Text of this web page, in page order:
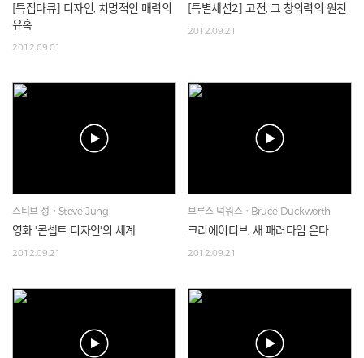
[특집다큐] 디자인, 치명적인 매력의
유혹
2012.09.01
[특별세션2] 고전, 그 창의력의 원천
2012.09.21
스티브 정ㆍSteve Jung
영화 '콘셉트 디자인'의 세계
2012.09.21
브루스 덕워스ㆍBruce Duckworth
크리에이티브, 새 패러다임 온다
2012.09.21